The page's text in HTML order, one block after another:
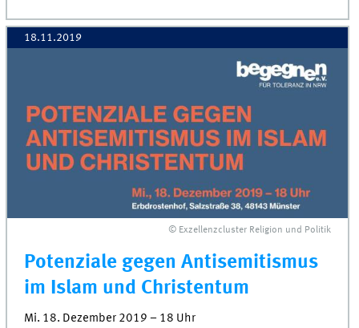
18.11.2019
© Exzellenzcluster Religion und Politik
Potenziale gegen Antisemitismus
im Islam und Christentum
Mi. 18. Dezember 2019 – 18 Uhr